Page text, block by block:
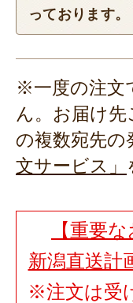
っております。
※一度の注文
ん。お届け
の複数宛先の
文サービス」
【重要
新潟直送計
※注文は受